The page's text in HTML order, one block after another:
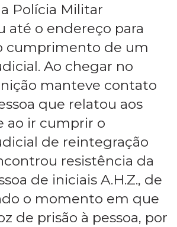
Polícia Militar
até o endereço para
cumprimento de um
Ao chegar no
manteve contato
que relatou aos
ao ir cumprir o
de reintegração
resistência da
de iniciais A.H.Z., de
o momento em que
de prisão à pessoa, por